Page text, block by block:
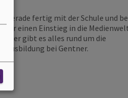
Gerade fertig mit der Schule und
für einen Einstieg in die
Hier gibt es alles rund um die
Ausbildung bei Gentner.